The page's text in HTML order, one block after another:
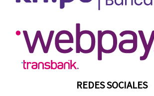
REDES SOCIALES